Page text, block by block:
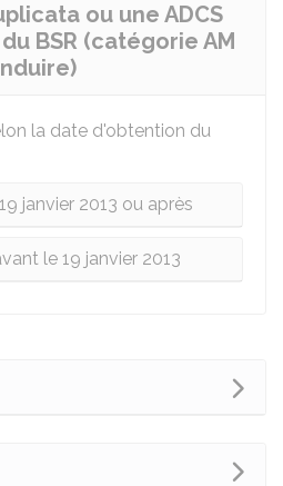
ou une ADCS
BSR (catégorie AM
la date d'obtention du
janvier 2013 ou après
le 19 janvier 2013